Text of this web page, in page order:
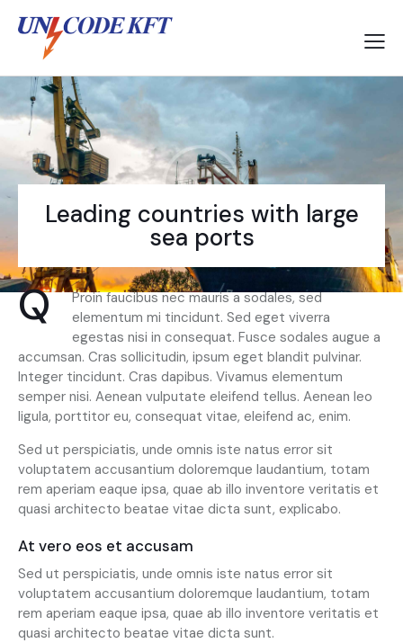
Leading countries with large
sea ports
Q
Proin faucibus nec mauris a sodales, sed
elementum mi tincidunt. Sed eget viverra
egestas nisi in consequat. Fusce sodales augue a
accumsan. Cras sollicitudin, ipsum eget blandit pulvinar.
Integer tincidunt. Cras dapibus. Vivamus elementum
semper nisi. Aenean vulputate eleifend tellus. Aenean leo
ligula, porttitor eu, consequat vitae, eleifend ac, enim.
Sed ut perspiciatis, unde omnis iste natus error sit
voluptatem accusantium doloremque laudantium, totam
rem aperiam eaque ipsa, quae ab illo inventore veritatis et
quasi architecto beatae vitae dicta sunt, explicabo.
At vero eos et accusam
Sed ut perspiciatis, unde omnis iste natus error sit
voluptatem accusantium doloremque laudantium, totam
rem aperiam eaque ipsa, quae ab illo inventore veritatis et
quasi architecto beatae vitae dicta sunt.